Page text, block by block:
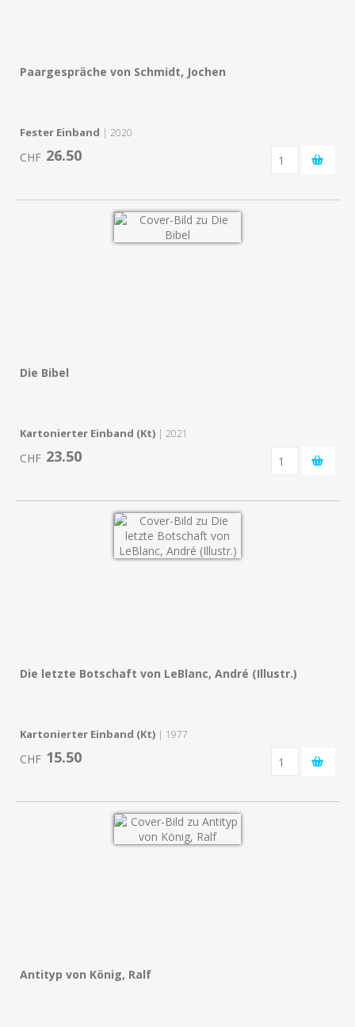
Paargespräche von Schmidt, Jochen
Fester Einband | 2020
CHF 26.50
Die Bibel
Kartonierter Einband (Kt) | 2021
CHF 23.50
Die letzte Botschaft von LeBlanc, André (Illustr.)
Kartonierter Einband (Kt) | 1977
CHF 15.50
Antityp von König, Ralf